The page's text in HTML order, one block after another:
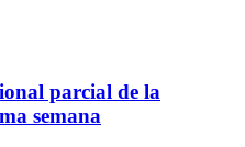
parcial de la
semana